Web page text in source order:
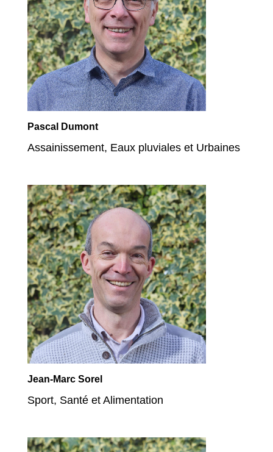
Pascal Dumont
Assainissement, Eaux pluviales et Urbaines
Jean-Marc Sorel
Sport, Santé et Alimentation